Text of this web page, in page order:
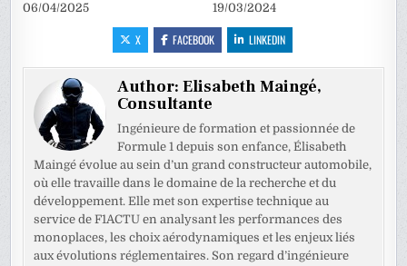
06/04/2025 19/03/2024
X FACEBOOK LINKEDIN
Author:Elisabeth Maingé,
Consultante
Ingénieure de formation et passionnée de
Formule 1 depuis son enfance, Élisabeth
Maingé évolue au sein d’un grand constructeur automobile,
où elle travaille dans le domaine de la recherche et du
développement. Elle met son expertise technique au
service de F1ACTU en analysant les performances des
monoplaces, les choix aérodynamiques et les enjeux liés
aux évolutions réglementaires. Son regard d’ingénieure